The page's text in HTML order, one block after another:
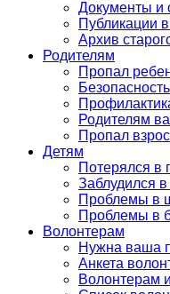
Документы и
Публикации
Архив
Родителям
Пропал
Родителям
Пропал
Детям
Потерялся в
Заблудился в
Проблемы в
Проблемы в
Волонтерам
Нужна ваша
Анкета
Волонтерам